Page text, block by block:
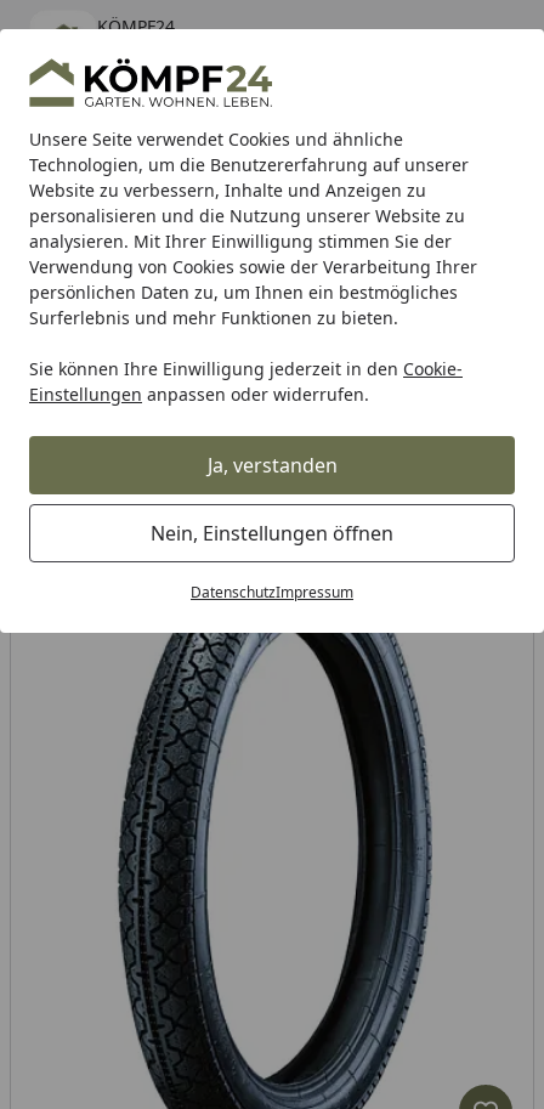
Unsere Seite verwendet Cookies und ähnliche
Technologien, um die Benutzererfahrung auf unserer
Website zu verbessern, Inhalte und Anzeigen zu
personalisieren und die Nutzung unserer Website zu
analysieren. Mit Ihrer Einwilligung stimmen Sie der
Verwendung von Cookies sowie der Verarbeitung Ihrer
persönlichen Daten zu, um Ihnen ein bestmögliches
Surferlebnis und mehr Funktionen zu bieten.
Sie können Ihre Einwilligung jederzeit in den Cookie-
Einstellungen anpassen oder widerrufen.
Ja, verstanden
Nein, Einstellungen öffnen
DatenschutzImpressum
KÖMPF24
kostenlos - Im App Store
Hotline
Alle Produkte
Mein Konto
Suchen
Karibu Pools inkl. gratis Sandfilteranlage & Pool-
Starterset (Gesamtwert bis 468,99€)
Startseite
Heidenau Heidenau Rollerreifen Heidenau Heidenau
Heidenau Reifen K36/1 2.75-16 TT
46J reinforced